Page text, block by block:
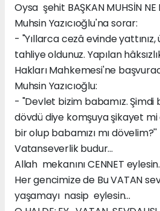
Oysa şehit BAŞKAN MUHSİN
Muhsin Yazıcıoğlu'na sorar:
- "Yıllarca cezâ evinde
tahliye oldunuz. Yapılan
Hakları Mahkemesi'ne
Muhsin Yazıcıoğlu:
- "Devlet bizim babamız. Şimdi
dövdü diye komşuya şikayet
bir olup babamızı mı
Vatanseverlik budur...
Allah mekanını CENNET eylesin.
Her gencimize de Bu VATAN
yaşamayı nasip eylesin...